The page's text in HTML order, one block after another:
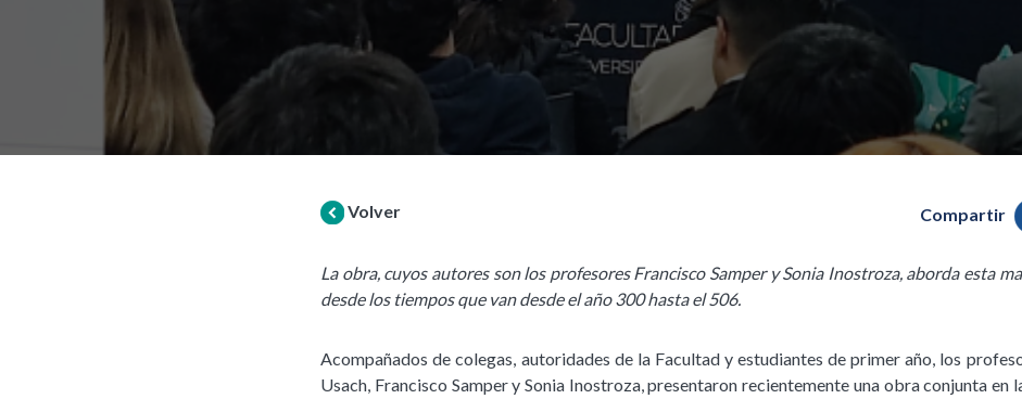
Volver Compartir
La obra, cuyos autores son los profesores Francisco Samper y Sonia Inostroza, aborda esta
desde los tiempos que van desde el año 300 hasta el 506.
Acompañados de colegas, autoridades de la Facultad y estudiantes de primer año, los
Usach, Francisco Samper y Sonia Inostroza, presentaron recientemente una obra conjunta en